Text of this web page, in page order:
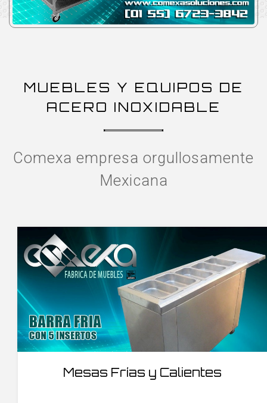
MUEBLES Y EQUIPOS DE
ACERO INOXIDABLE
Comexa empresa orgullosamente
Mexicana
Mesas Frías y Calientes